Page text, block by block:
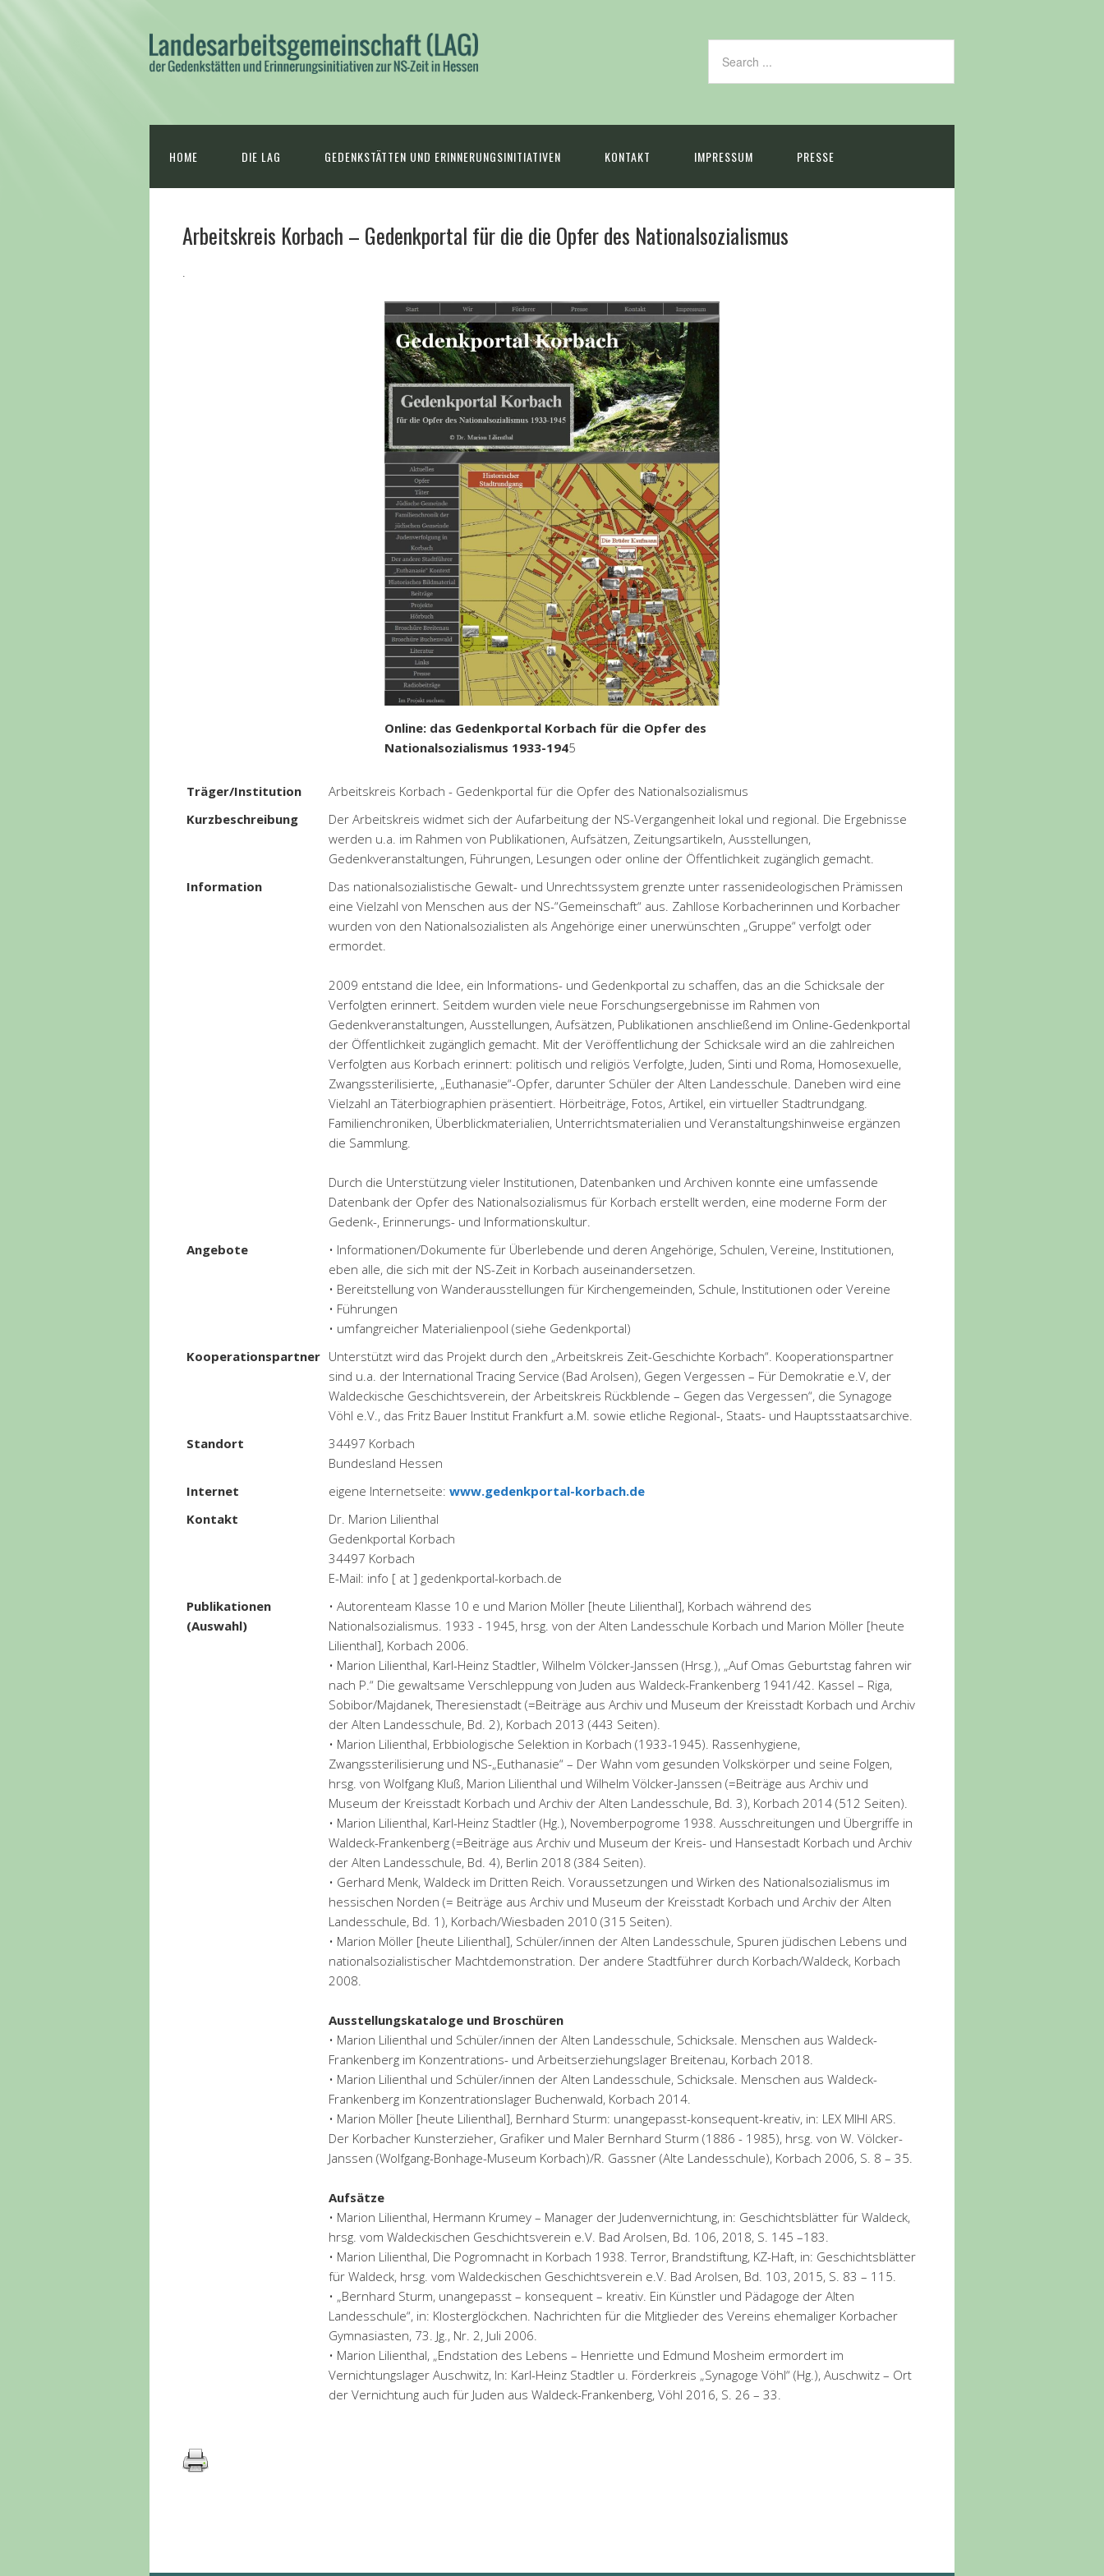
HOME DIE LAG GEDENKSTÄTTEN UND ERINNERUNGSINITIATIVEN KONTAKT IMPRESSUM PRESSE
Arbeitskreis Korbach – Gedenkportal für die die Opfer des Nationalsozialismus
.
Online: das Gedenkportal Korbach für die Opfer des
Nationalsozialismus 1933-1945
Träger/Institution
Arbeitskreis Korbach - Gedenkportal für die Opfer des Nationalsozialismus
Kurzbeschreibung
Der Arbeitskreis widmet sich der Aufarbeitung der NS-Vergangenheit lokal und regional. Die Ergebnisse
werden u.a. im Rahmen von Publikationen, Aufsätzen, Zeitungsartikeln, Ausstellungen,
Gedenkveranstaltungen, Führungen, Lesungen oder online der Öffentlichkeit zugänglich gemacht.
Information
Das nationalsozialistische Gewalt- und Unrechtssystem grenzte unter rassenideologischen Prämissen
eine Vielzahl von Menschen aus der NS-“Gemeinschaft“ aus. Zahllose Korbacherinnen und Korbacher
wurden von den Nationalsozialisten als Angehörige einer unerwünschten „Gruppe“ verfolgt oder
ermordet.
2009 entstand die Idee, ein Informations- und Gedenkportal zu schaffen, das an die Schicksale der
Verfolgten erinnert. Seitdem wurden viele neue Forschungsergebnisse im Rahmen von
Gedenkveranstaltungen, Ausstellungen, Aufsätzen, Publikationen anschließend im Online-Gedenkportal
der Öffentlichkeit zugänglich gemacht. Mit der Veröffentlichung der Schicksale wird an die zahlreichen
Verfolgten aus Korbach erinnert: politisch und religiös Verfolgte, Juden, Sinti und Roma, Homosexuelle,
Zwangssterilisierte, „Euthanasie“-Opfer, darunter Schüler der Alten Landesschule. Daneben wird eine
Vielzahl an Täterbiographien präsentiert. Hörbeiträge, Fotos, Artikel, ein virtueller Stadtrundgang.
Familienchroniken, Überblickmaterialien, Unterrichtsmaterialien und Veranstaltungshinweise ergänzen
die Sammlung.
Durch die Unterstützung vieler Institutionen, Datenbanken und Archiven konnte eine umfassende
Datenbank der Opfer des Nationalsozialismus für Korbach erstellt werden, eine moderne Form der
Gedenk-, Erinnerungs- und Informationskultur.
Angebote
• Informationen/Dokumente für Überlebende und deren Angehörige, Schulen, Vereine, Institutionen,
eben alle, die sich mit der NS-Zeit in Korbach auseinandersetzen.
• Bereitstellung von Wanderausstellungen für Kirchengemeinden, Schule, Institutionen oder Vereine
• Führungen
• umfangreicher Materialienpool (siehe Gedenkportal)
Kooperationspartner Unterstützt wird das Projekt durch den „Arbeitskreis Zeit-Geschichte Korbach“. Kooperationspartner
sind u.a. der International Tracing Service (Bad Arolsen), Gegen Vergessen – Für Demokratie e.V, der
Waldeckische Geschichtsverein, der Arbeitskreis Rückblende – Gegen das Vergessen“, die Synagoge
Vöhl e.V., das Fritz Bauer Institut Frankfurt a.M. sowie etliche Regional-, Staats- und Hauptsstaatsarchive.
Standort
34497 Korbach
Bundesland Hessen
Internet
eigene Internetseite: www.gedenkportal-korbach.de
Kontakt
Dr. Marion Lilienthal
Gedenkportal Korbach
34497 Korbach
E-Mail: info [ at ] gedenkportal-korbach.de
Publikationen
(Auswahl)
• Autorenteam Klasse 10 e und Marion Möller [heute Lilienthal], Korbach während des
Nationalsozialismus. 1933 - 1945, hrsg. von der Alten Landesschule Korbach und Marion Möller [heute
Lilienthal], Korbach 2006.
• Marion Lilienthal, Karl-Heinz Stadtler, Wilhelm Völcker-Janssen (Hrsg.), „Auf Omas Geburtstag fahren wir
nach P.“ Die gewaltsame Verschleppung von Juden aus Waldeck-Frankenberg 1941/42. Kassel – Riga,
Sobibor/Majdanek, Theresienstadt (=Beiträge aus Archiv und Museum der Kreisstadt Korbach und Archiv
der Alten Landesschule, Bd. 2), Korbach 2013 (443 Seiten).
• Marion Lilienthal, Erbbiologische Selektion in Korbach (1933-1945). Rassenhygiene,
Zwangssterilisierung und NS-„Euthanasie“ – Der Wahn vom gesunden Volkskörper und seine Folgen,
hrsg. von Wolfgang Kluß, Marion Lilienthal und Wilhelm Völcker-Janssen (=Beiträge aus Archiv und
Museum der Kreisstadt Korbach und Archiv der Alten Landesschule, Bd. 3), Korbach 2014 (512 Seiten).
• Marion Lilienthal, Karl-Heinz Stadtler (Hg.), Novemberpogrome 1938. Ausschreitungen und Übergriffe in
Waldeck-Frankenberg (=Beiträge aus Archiv und Museum der Kreis- und Hansestadt Korbach und Archiv
der Alten Landesschule, Bd. 4), Berlin 2018 (384 Seiten).
• Gerhard Menk, Waldeck im Dritten Reich. Voraussetzungen und Wirken des Nationalsozialismus im
hessischen Norden (= Beiträge aus Archiv und Museum der Kreisstadt Korbach und Archiv der Alten
Landesschule, Bd. 1), Korbach/Wiesbaden 2010 (315 Seiten).
• Marion Möller [heute Lilienthal], Schüler/innen der Alten Landesschule, Spuren jüdischen Lebens und
nationalsozialistischer Machtdemonstration. Der andere Stadtführer durch Korbach/Waldeck, Korbach
2008.
Ausstellungskataloge und Broschüren
• Marion Lilienthal und Schüler/innen der Alten Landesschule, Schicksale. Menschen aus Waldeck-
Frankenberg im Konzentrations- und Arbeitserziehungslager Breitenau, Korbach 2018.
• Marion Lilienthal und Schüler/innen der Alten Landesschule, Schicksale. Menschen aus Waldeck-
Frankenberg im Konzentrationslager Buchenwald, Korbach 2014.
• Marion Möller [heute Lilienthal], Bernhard Sturm: unangepasst-konsequent-kreativ, in: LEX MIHI ARS.
Der Korbacher Kunsterzieher, Grafiker und Maler Bernhard Sturm (1886 - 1985), hrsg. von W. Völcker-
Janssen (Wolfgang-Bonhage-Museum Korbach)/R. Gassner (Alte Landesschule), Korbach 2006, S. 8 – 35.
Aufsätze
• Marion Lilienthal, Hermann Krumey – Manager der Judenvernichtung, in: Geschichtsblätter für Waldeck,
hrsg. vom Waldeckischen Geschichtsverein e.V. Bad Arolsen, Bd. 106, 2018, S. 145 –183.
• Marion Lilienthal, Die Pogromnacht in Korbach 1938. Terror, Brandstiftung, KZ-Haft, in: Geschichtsblätter
für Waldeck, hrsg. vom Waldeckischen Geschichtsverein e.V. Bad Arolsen, Bd. 103, 2015, S. 83 – 115.
• „Bernhard Sturm, unangepasst – konsequent – kreativ. Ein Künstler und Pädagoge der Alten
Landesschule“, in: Klosterglöckchen. Nachrichten für die Mitglieder des Vereins ehemaliger Korbacher
Gymnasiasten, 73. Jg., Nr. 2, Juli 2006.
• Marion Lilienthal, „Endstation des Lebens – Henriette und Edmund Mosheim ermordert im
Vernichtungslager Auschwitz, In: Karl-Heinz Stadtler u. Förderkreis „Synagoge Vöhl“ (Hg.), Auschwitz – Ort
der Vernichtung auch für Juden aus Waldeck-Frankenberg, Vöhl 2016, S. 26 – 33.